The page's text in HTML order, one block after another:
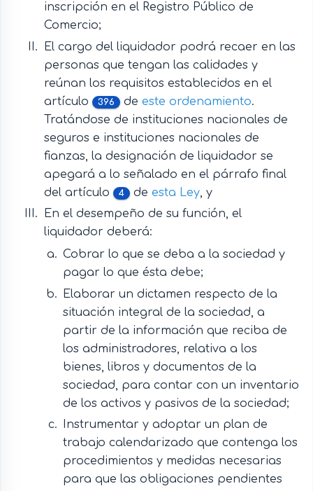
inscripción en el Registro Público de
Comercio;
El cargo del liquidador podrá recaer en las
personas que tengan las calidades y
reúnan los requisitos establecidos en el
artículo
396 de este ordenamiento.
Tratándose de instituciones nacionales de
seguros e instituciones nacionales de
fianzas, la designación de liquidador se
apegará a lo señalado en el párrafo final
del artículo
4 de esta Ley, y
En el desempeño de su función, el
liquidador deberá:
Cobrar lo que se deba a la sociedad y
pagar lo que ésta debe;
Elaborar un dictamen respecto de la
situación integral de la sociedad, a
partir de la información que reciba de
los administradores, relativa a los
bienes, libros y documentos de la
sociedad, para contar con un inventario
de los activos y pasivos de la sociedad;
Instrumentar y adoptar un plan de
trabajo calendarizado que contenga los
procedimientos y medidas necesarias
para que las obligaciones pendientes